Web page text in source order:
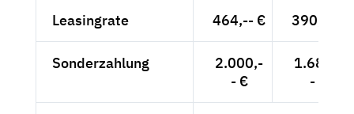
Leasingrate 464,-- € 390,-- €
Sonderzahlung
2.000,-
- €
1.681,-
- €